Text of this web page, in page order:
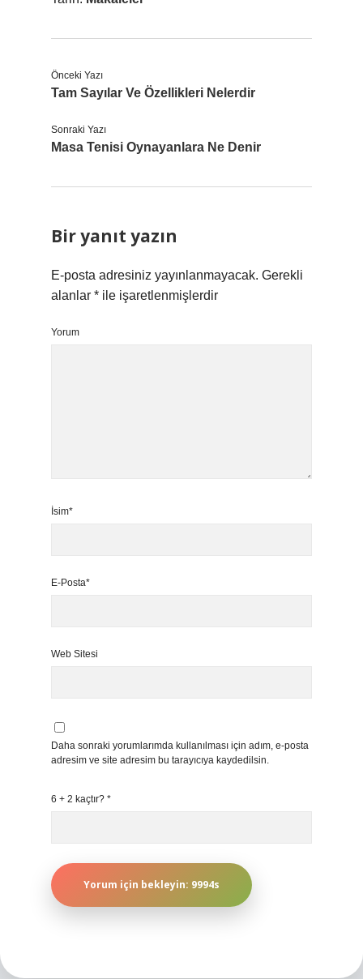
Önceki Yazı
Tam Sayılar Ve Özellikleri Nelerdir
Sonraki Yazı
Masa Tenisi Oynayanlara Ne Denir
Bir yanıt yazın
E-posta adresiniz yayınlanmayacak. Gerekli
alanlar * ile işaretlenmişlerdir
Yorum
İsim*
E-Posta*
Web Sitesi
Daha sonraki yorumlarımda kullanılması için adım, e-posta
adresim ve site adresim bu tarayıcıya kaydedilsin.
6 + 2 kaçtır? *